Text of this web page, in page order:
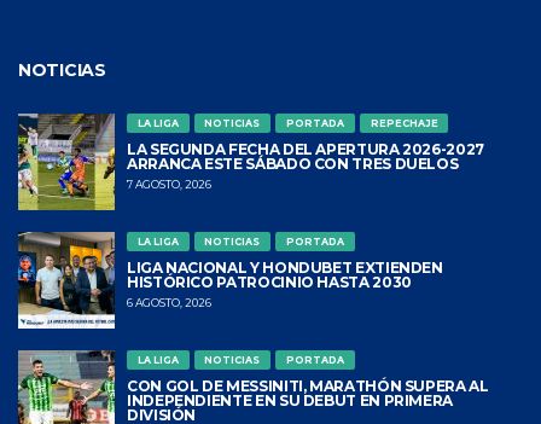
NOTICIAS
LA LIGA NOTICIAS PORTADA REPECHAJE
LA SEGUNDA FECHA DEL APERTURA 2026-2027
ARRANCA ESTE SÁBADO CON TRES DUELOS
7 AGOSTO, 2026
LA LIGA NOTICIAS PORTADA
LIGA NACIONAL Y HONDUBET EXTIENDEN
HISTÓRICO PATROCINIO HASTA 2030
6 AGOSTO, 2026
LA LIGA NOTICIAS PORTADA
CON GOL DE MESSINITI, MARATHÓN SUPERA AL
INDEPENDIENTE EN SU DEBUT EN PRIMERA
DIVISIÓN